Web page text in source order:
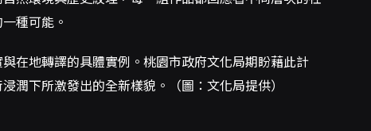
種可能。
在地轉譯的具體實例。桃園市政府文化局期盼藉此計
潤下所激發出的全新樣貌。（圖：文化局提供）